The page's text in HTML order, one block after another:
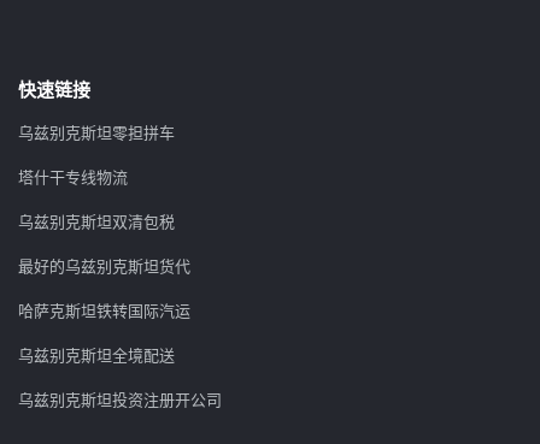
快速链接
乌兹别克斯坦零担拼车
塔什干专线物流
乌兹别克斯坦双清包税
最好的乌兹别克斯坦货代
哈萨克斯坦铁转国际汽运
乌兹别克斯坦全境配送
乌兹别克斯坦投资注册开公司